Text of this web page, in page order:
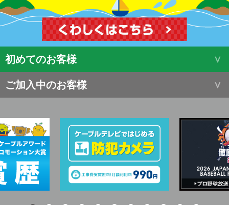
初めてのお客様
ご加入中のお客様